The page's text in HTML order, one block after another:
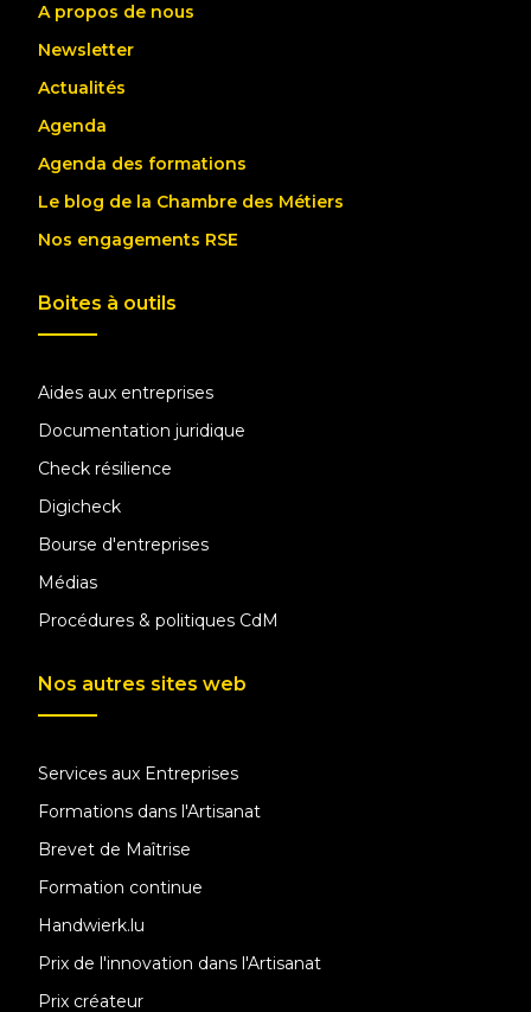
A propos de nous
Newsletter
Actualités
Agenda
Agenda des formations
Le blog de la Chambre des Métiers
Nos engagements RSE
Boites à outils
Aides aux entreprises
Documentation juridique
Check résilience
Digicheck
Bourse d'entreprises
Médias
Procédures & politiques CdM
Nos autres sites web
Services aux Entreprises
Formations dans l'Artisanat
Brevet de Maîtrise
Formation continue
Handwierk.lu
Prix de l'innovation dans l'Artisanat
Prix créateur